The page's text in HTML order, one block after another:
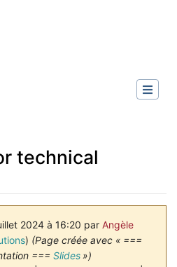
technical
2024 à 16:20 par Angèle
) (Page créée avec « ===
=== Slides»)